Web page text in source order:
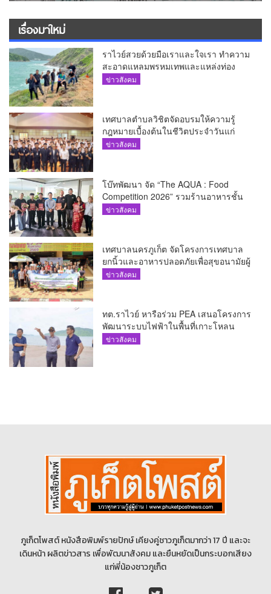
เรื่องมาใหม่
ราไวย์สวยด้วยมือเราและใจเรา ทำความ
สะอาดแหลมพรหมเทพและแหล่งท่อง
เที่ยว
ข่าวสังคม
เทศบาลตำบลวิชิตจัดอบรมให้ความรู้
กฎหมายเบื้องต้นในชีวิตประจำวันแก่
เยาวชน
ข่าวสังคม
โบ๊ทพัฒนา จัด “The AQUA : Food
Competition 2026” รวมร้านอาหารชั้น
นำของ The Shopps at The AQUA ชู
ข่าวสังคม
เทศบาลนครภูเก็ต จัดโครงการเทศบาล
ยกนิ้วและอาหารปลอดภัยเพื่อสุขอนามัยผู้
บริโภค
ข่าวสังคม
ทต.ราไวย์ หารือร่วม PEA เสนอโครงการ
พัฒนาระบบไฟฟ้าในพื้นที่เกาะโหลน
ข่าวสังคม
ภูเก็ตโพสต์ หนังสือพิมพ์รายปักษ์ เคียงคู่ชาวภูเก็ตมากว่า 17 ปี และจะ
เดินหน้า ผลิตข่าวสาร เพื่อพัฒนาสังคม และยืนหยัดเป็นกระบอกเสียง
แก่พี่น้องชาวภูเก็ต